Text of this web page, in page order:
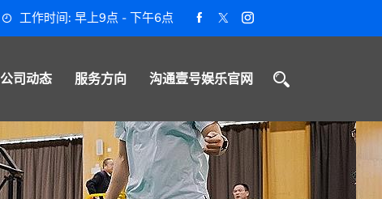
工作时间: 早上9点 - 下午6点
公司动态 服务方向 沟通壹号娱乐官网